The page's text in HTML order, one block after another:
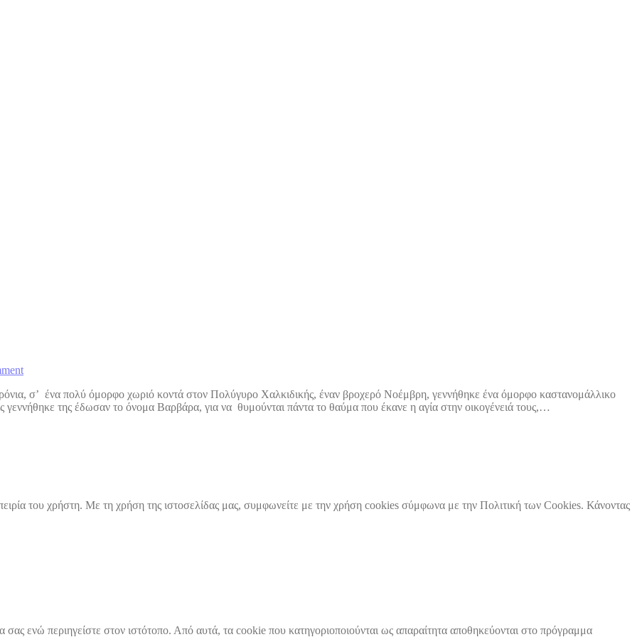
σ’ ένα πολύ όμορφο χωριό κοντά στον Πολύγυρο Χαλκιδικής, έναν βροχερό Νοέμβρη, γεννήθηκε ένα όμορφο καστανομάλλικο
της έδωσαν το όνομα Βαρβάρα, για να θυμούνται πάντα το θαύμα που έκανε η αγία στην οικογένειά τους,…
του χρήστη. Με τη χρήση της ιστοσελίδας μας, συμφωνείτε με την χρήση cookies σύμφωνα με την Πολιτική των Cookies. Κάνοντας
σας ενώ περιηγείστε στον ιστότοπο. Από αυτά, τα cookie που κατηγοριοποιούνται ως απαραίτητα αποθηκεύονται στο πρόγραμμα